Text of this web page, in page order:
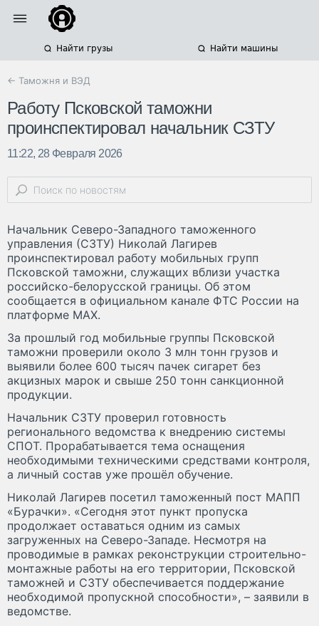
Найти грузы Найти машины
← Таможня и ВЭД
Работу Псковской таможни
проинспектировал начальник СЗТУ
11:22, 28 Февраля 2026
Начальник Северо-Западного таможенного
управления (СЗТУ) Николай Лагирев
проинспектировал работу мобильных групп
Псковской таможни, служащих вблизи участка
российско-белорусской границы. Об этом
сообщается в официальном канале ФТС России на
платформе MAX.
За прошлый год мобильные группы Псковской
таможни проверили около 3 млн тонн грузов и
выявили более 600 тысяч пачек сигарет без
акцизных марок и свыше 250 тонн санкционной
продукции.
Начальник СЗТУ проверил готовность
регионального ведомства к внедрению системы
СПОТ. Прорабатывается тема оснащения
необходимыми техническими средствами контроля,
а личный состав уже прошёл обучение.
Николай Лагирев посетил таможенный пост МАПП
«Бурачки». «Сегодня этот пункт пропуска
продолжает оставаться одним из самых
загруженных на Северо-Западе. Несмотря на
проводимые в рамках реконструкции строительно-
монтажные работы на его территории, Псковской
таможней и СЗТУ обеспечивается поддержание
необходимой пропускной способности», – заявили в
ведомстве.